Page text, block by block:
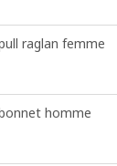
raglan femme
homme